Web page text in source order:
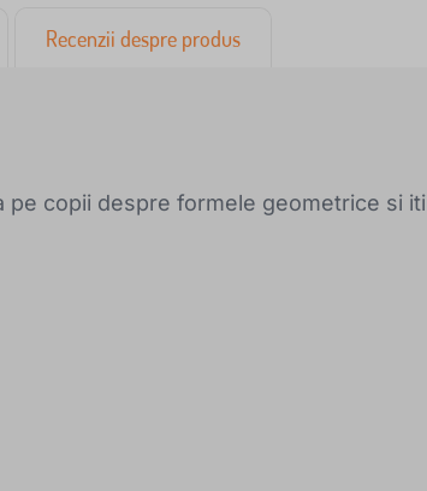
Recenzii despre produs
copii despre formele geometrice si iti